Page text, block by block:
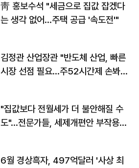
靑 홍보수석 "세금으로 집값 잡겠다
는 생각 없어…주택 공급 '속도전'"
김정관 산업장관 "반도체 산업, 빠른
시장 선점 필요…주52시간제 손봐
"집값보다 전월세가 더 불안해질 수
도"…전문가들, 세제개편안 부작용
6월 경상흑자, 497억달러 '사상 최